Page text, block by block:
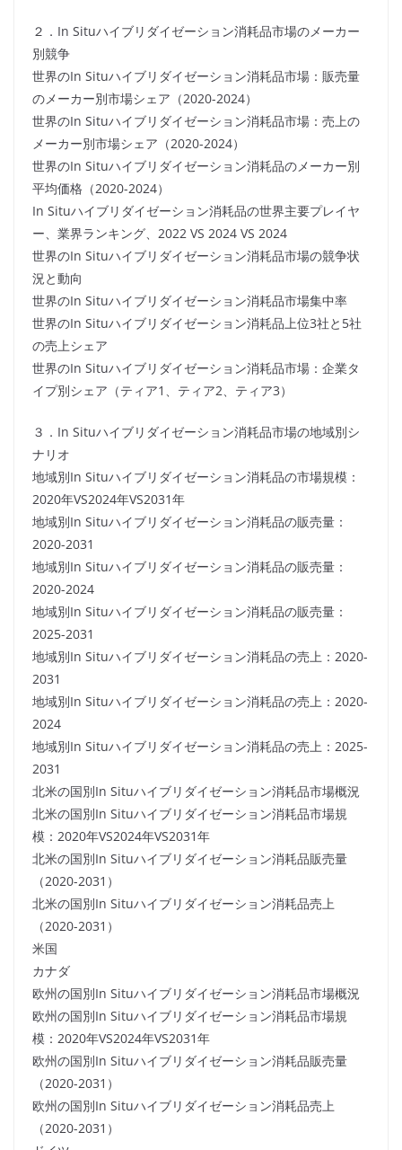
２．In Situハイブリダイゼーション消耗品市場のメーカー
別競争
世界のIn Situハイブリダイゼーション消耗品市場：販売量
のメーカー別市場シェア（2020-2024）
世界のIn Situハイブリダイゼーション消耗品市場：売上の
メーカー別市場シェア（2020-2024）
世界のIn Situハイブリダイゼーション消耗品のメーカー別
平均価格（2020-2024）
In Situハイブリダイゼーション消耗品の世界主要プレイヤ
ー、業界ランキング、2022 VS 2024 VS 2024
世界のIn Situハイブリダイゼーション消耗品市場の競争状
況と動向
世界のIn Situハイブリダイゼーション消耗品市場集中率
世界のIn Situハイブリダイゼーション消耗品上位3社と5社
の売上シェア
世界のIn Situハイブリダイゼーション消耗品市場：企業タ
イプ別シェア（ティア1、ティア2、ティア3）
３．In Situハイブリダイゼーション消耗品市場の地域別シ
ナリオ
地域別In Situハイブリダイゼーション消耗品の市場規模：
2020年VS2024年VS2031年
地域別In Situハイブリダイゼーション消耗品の販売量：
2020-2031
地域別In Situハイブリダイゼーション消耗品の販売量：
2020-2024
地域別In Situハイブリダイゼーション消耗品の販売量：
2025-2031
地域別In Situハイブリダイゼーション消耗品の売上：2020-
2031
地域別In Situハイブリダイゼーション消耗品の売上：2020-
2024
地域別In Situハイブリダイゼーション消耗品の売上：2025-
2031
北米の国別In Situハイブリダイゼーション消耗品市場概況
北米の国別In Situハイブリダイゼーション消耗品市場規
模：2020年VS2024年VS2031年
北米の国別In Situハイブリダイゼーション消耗品販売量
（2020-2031）
北米の国別In Situハイブリダイゼーション消耗品売上
（2020-2031）
米国
カナダ
欧州の国別In Situハイブリダイゼーション消耗品市場概況
欧州の国別In Situハイブリダイゼーション消耗品市場規
模：2020年VS2024年VS2031年
欧州の国別In Situハイブリダイゼーション消耗品販売量
（2020-2031）
欧州の国別In Situハイブリダイゼーション消耗品売上
（2020-2031）